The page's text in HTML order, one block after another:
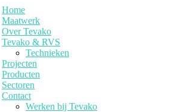
Home
Maatwerk
Over Tevako
Tevako & RVS
Technieken
Projecten
Producten
Sectoren
Contact
Werken bij Tevako